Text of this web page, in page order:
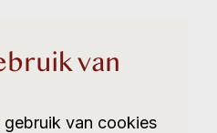
van
van cookies